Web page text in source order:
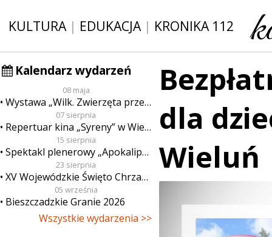
KULTURA| EDUKACJA| KRONIKA 112
Kalendarz wydarzeń
08 maja
Wystawa „Wilk. Zwierzęta przeklęte”
07 sierpnia
Repertuar kina „Syreny” w Wieluniu w dn. od 7 do 13 sierpnia
15 sierpnia
Spektakl plenerowy „Apokalipsa”
23 sierpnia
XV Wojewódzkie Święto Chrzanu
05 września
Bieszczadzkie Granie 2026
Wszystkie wydarzenia >>
dla
Wieluń